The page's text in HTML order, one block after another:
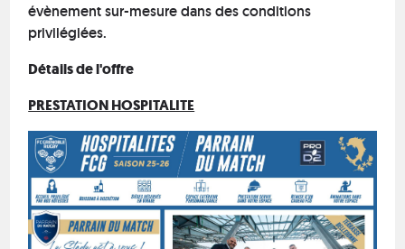
évènement sur-mesure dans des conditions
privilégiées.
Détails de l'offre
PRESTATION HOSPITALITE